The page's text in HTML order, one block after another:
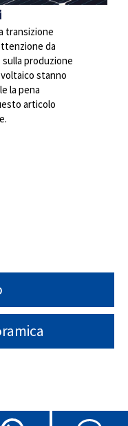
transizione
da
produzione
stanno
la pena
articolo